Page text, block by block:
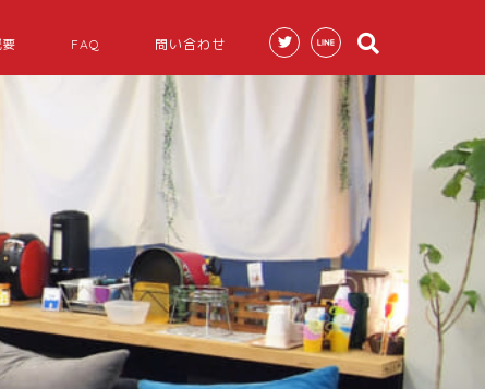
FAQ 問い合わせ